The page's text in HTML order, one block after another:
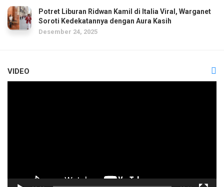
Potret Liburan Ridwan Kamil di Italia Viral, Warganet
Soroti Kedekatannya dengan Aura Kasih
Desember 24, 2025
VIDEO